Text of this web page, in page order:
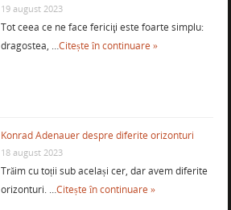
19 august 2023
Tot ceea ce ne face fericiţi este foarte simplu:
dragostea, …Citește în continuare »
Konrad Adenauer despre diferite orizonturi
18 august 2023
Trăim cu toții sub același cer, dar avem diferite
orizonturi. …Citește în continuare »